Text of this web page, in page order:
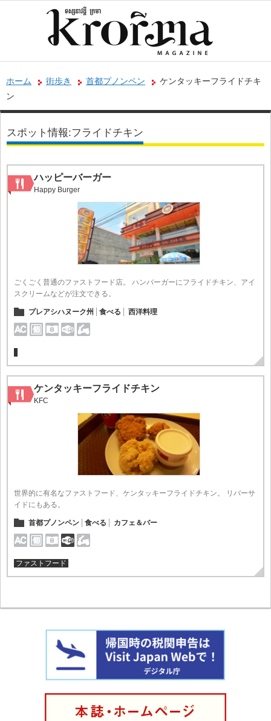
ホーム 街歩き 首都プノンペン
ケンタッキーフライドチキ
ン
スポット情報:フライドチキン
ハッピーバーガー
Happy Burger
ごくごく普通のファストフード店。 ハンバーガーにフライドチキン、アイ
スクリームなどが注文できる。
プレアシハヌーク州 食べる 西洋料理
ケンタッキーフライドチキン
KFC
世界的に有名なファストフード、ケンタッキーフライドチキン。 リバーサ
イドにもある。
首都プノンペン 食べる カフェ＆バー
ファストフード